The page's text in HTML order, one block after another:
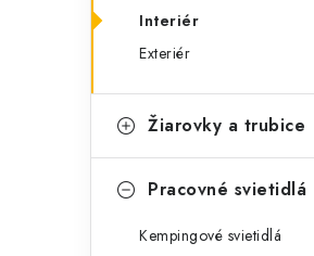
Interiér
Exteriér
Žiarovky a trubice
Pracovné svietidlá
Kempingové svietidlá